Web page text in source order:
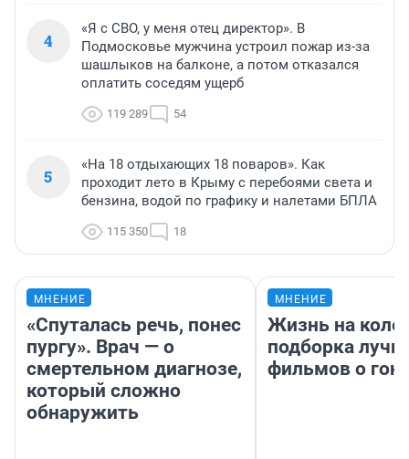
4
«Я с СВО, у меня отец директор». В
Подмосковье мужчина устроил пожар из-за
шашлыков на балконе, а потом отказался
оплатить соседям ущерб
119 289 54
5
«На 18 отдыхающих 18 поваров». Как
проходит лето в Крыму с перебоями света и
бензина, водой по графику и налетами БПЛА
115 350 18
МНЕНИЕ
«Спуталась речь, понес
пургу». Врач — о
смертельном диагнозе,
который сложно
обнаружить
МНЕНИЕ
Жизнь на
подборка
фильмов о